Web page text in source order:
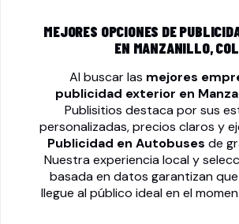
MEJORES OPCIONES DE
EN MANZANILLO, COL
Al buscar las mejores
publicidad exterior en
Publisitios destaca por sus
personalizadas, precios claros y
Publicidad en Autobuses de
Nuestra experiencia local y
basada en datos garantizan
llegue al público ideal en el